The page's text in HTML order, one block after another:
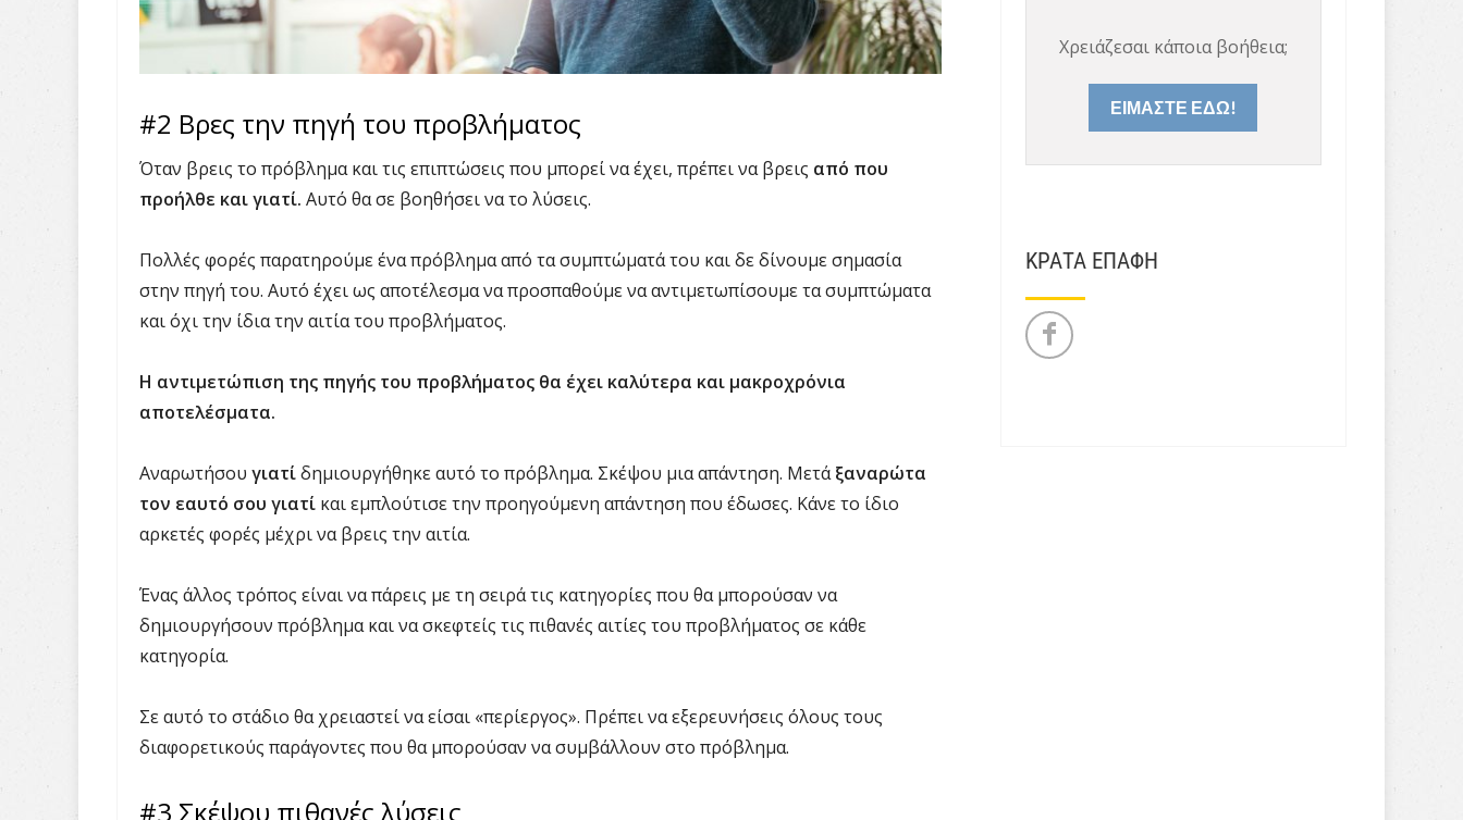
#2 Βρες την πηγή του προβλήματος
Όταν βρεις το πρόβλημα και τις επιπτώσεις που μπορεί να έχει, πρέπει να βρεις από που
προήλθε και γιατί. Αυτό θα σε βοηθήσει να το λύσεις.
Πολλές φορές παρατηρούμε ένα πρόβλημα από τα συμπτώματά του και δε δίνουμε σημασία
στην πηγή του. Αυτό έχει ως αποτέλεσμα να προσπαθούμε να αντιμετωπίσουμε τα συμπτώματα
και όχι την ίδια την αιτία του προβλήματος.
Η αντιμετώπιση της πηγής του προβλήματος θα έχει καλύτερα και μακροχρόνια
αποτελέσματα.
Αναρωτήσου γιατίδημιουργήθηκε αυτό το πρόβλημα. Σκέψου μια απάντηση. Μετάξαναρώτα
τον εαυτό σου γιατί και εμπλούτισε την προηγούμενη απάντηση που έδωσες. Κάνε το ίδιο
αρκετές φορές μέχρι να βρεις την αιτία.
Ένας άλλος τρόπος είναι να πάρεις με τη σειρά τις κατηγορίες που θα μπορούσαν να
δημιουργήσουν πρόβλημα και να σκεφτείς τις πιθανές αιτίες του προβλήματος σε κάθε
κατηγορία.
Σε αυτό το στάδιο θα χρειαστεί να είσαι «περίεργος». Πρέπει να εξερευνήσεις όλους τους
διαφορετικούς παράγοντες που θα μπορούσαν να συμβάλλουν στο πρόβλημα.
#3 Σκέψου πιθανές λύσεις
Χρειάζεσαι κάποια βοήθεια;
ΕΙΜΑΣΤΕ ΕΔΩ!
ΚΡΑΤΑ ΕΠΑΦΗ